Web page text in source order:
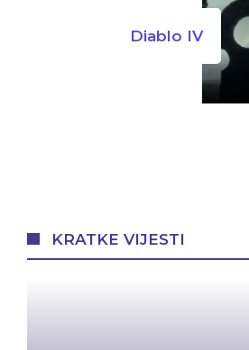
Diablo IV
KRATKE VIJESTI